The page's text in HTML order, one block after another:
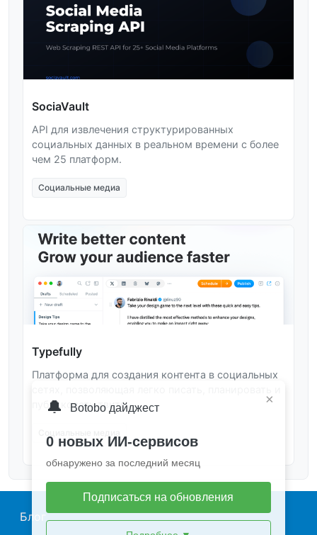
SociaVault
API для извлечения структурированных
социальных данных в реальном времени с более
чем 25 платформ.
Социальные медиа
Typefully
Платформа для создания контента в социальных
публиковать твиты.
Main navigation
Блог
×
🔔 Botobo дайджест
0 новых ИИ-сервисов
обнаружено за последний месяц
Подписаться на обновления